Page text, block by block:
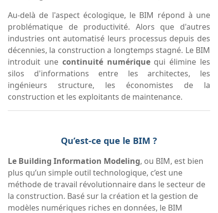
Au-delà de l'aspect écologique, le BIM répond à une
problématique de productivité. Alors que d'autres
industries ont automatisé leurs processus depuis des
décennies, la construction a longtemps stagné. Le BIM
introduit une continuité numériquequi élimine les
silos d'informations entre les architectes, les
ingénieurs structure, les économistes de la
construction et les exploitants de maintenance.
Qu’est-ce que le BIM ?
Le Building Information Modeling, ou BIM, est bien
plus qu’un simple outil technologique, c’est une
méthode de travail révolutionnaire dans le secteur de
la construction. Basé sur la création et la gestion de
modèles numériques riches en données, le BIM